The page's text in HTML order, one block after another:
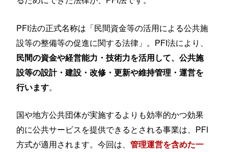
PFI法の正式名称は「民間資金等の活用による公共施
設等の整備等の促進に関する法律」。PFI法により、
民間の資金や経営能力・技術力を活用して、公共施
設等の設計・建設・改修・更新や維持管理・運営を
行います。
国や地方公共団体が実施するよりも効率的かつ効果
的に公共サービスを提供できるとされる事業は、PFI
方式が適用されます。今回は、管理運営を含めた一